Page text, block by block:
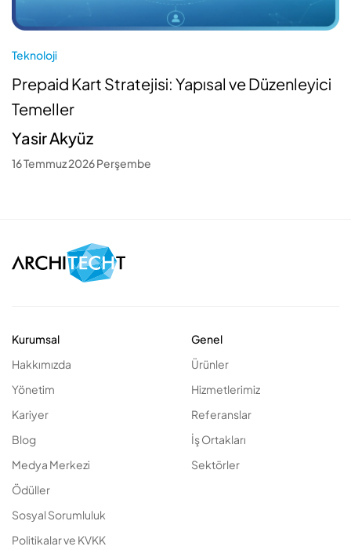
Teknoloji
Prepaid Kart Stratejisi: Yapısal ve Düzenleyici
Temeller
Yasir Akyüz
16 Temmuz 2026 Perşembe
Kurumsal
Hakkımızda
Yönetim
Kariyer
Blog
Medya Merkezi
Ödüller
Sosyal Sorumluluk
Politikalar ve KVKK
Genel
Ürünler
Hizmetlerimiz
Referanslar
İş Ortakları
Sektörler